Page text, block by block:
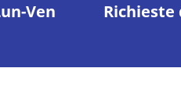
Ven Richieste